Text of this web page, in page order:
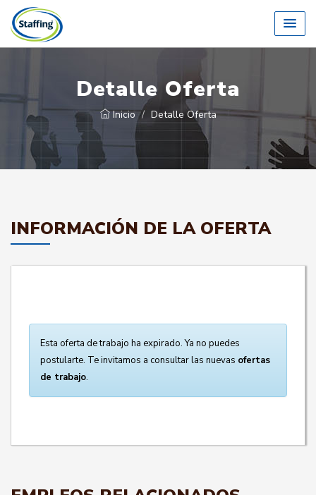
Detalle Oferta
Inicio Detalle Oferta
INFORMACIÓN DE LA OFERTA
Esta oferta de trabajo ha expirado. Ya no puedes
postularte. Te invitamos a consultar las nuevas ofertas
de trabajo.